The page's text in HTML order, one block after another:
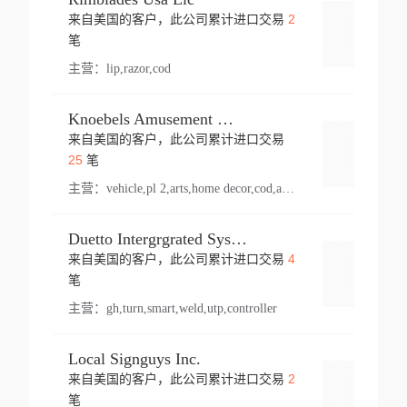
来自美国的客户，此公司累计进口交易 2
笔
主营： lip,razor,cod
Knoebels Amusement Resort
来自美国的客户，此公司累计进口交易
25笔
主营： vehicle,pl 2,arts,home decor,cod,amusement ride,sea
Duetto Intergrgrated Systems Inc.
来自美国的客户，此公司累计进口交易 4
笔
主营： gh,turn,smart,weld,utp,controller
Local Signguys Inc.
来自美国的客户，此公司累计进口交易 2
笔